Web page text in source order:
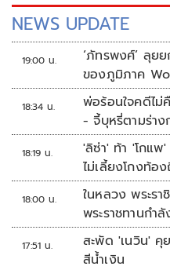
NEWS UPDATE
19:00 น.
‘ภัทรพงศ์’ ลุย
ของภูมิภาค
ห้องข่าวไทยโพ
18:34 น.
พ่อร้อนใจคดีไม่
- จี้บุหรี่ตามร่าง
18:19 น.
'ลิซ่า' ท้า 'โกแ
ไม่เลี้ยงโกงท้อ
18:00 น.
ในหลวง พระร
พระราชทานกำ
รร.เทพศิรินทร์น
17:51 น.
สะพัด 'เนวิน' คุ
สีน้ำเงิน